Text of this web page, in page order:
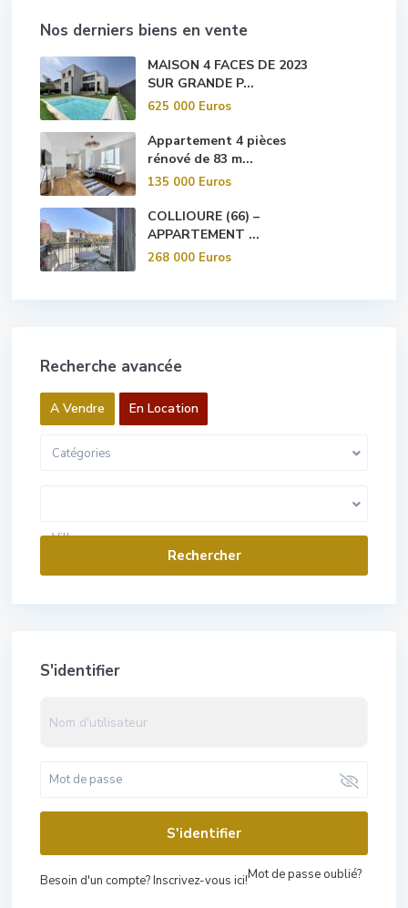
Nos derniers biens en vente
MAISON 4 FACES DE 2023
SUR GRANDE P...
625 000 Euros
Appartement 4 pièces
rénové de 83 m...
135 000 Euros
COLLIOURE (66) –
APPARTEMENT ...
268 000 Euros
Recherche avancée
A Vendre En Location
Catégories
Villes
S'identifier
S'identifier
Besoin d'un compte? Inscrivez-vous ici!Mot de passe oublié?